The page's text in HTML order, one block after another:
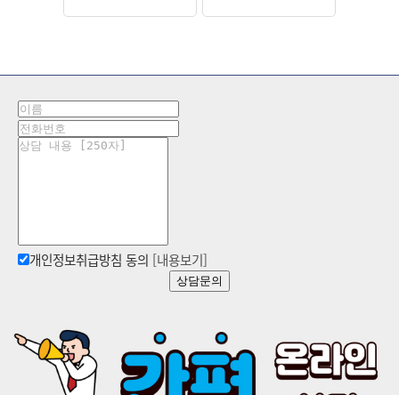
개인정보취급방침 동의 [내용보기]
상담문의